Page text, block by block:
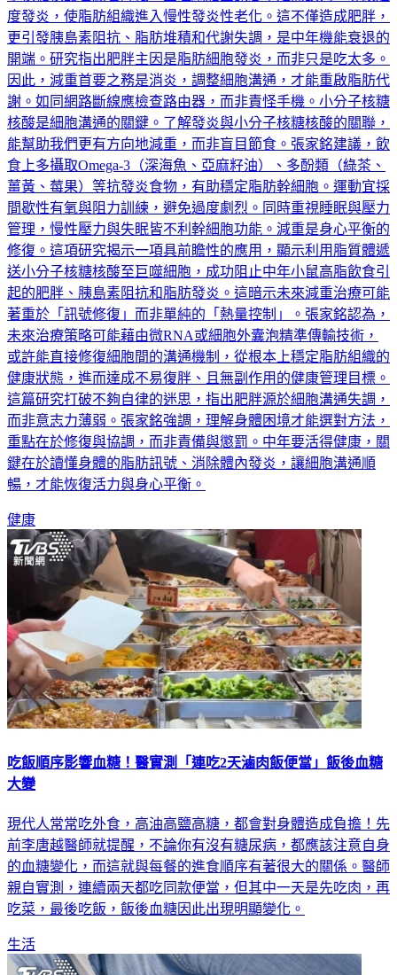
度發炎，使脂肪組織進入慢性發炎性老化。這不僅造成肥胖，
更引發胰島素阻抗、脂肪堆積和代謝失調，是中年機能衰退的
開端。研究指出肥胖主因是脂肪細胞發炎，而非只是吃太多。
因此，減重首要之務是消炎，調整細胞溝通，才能重啟脂肪代
謝。如同網路斷線應檢查路由器，而非責怪手機。小分子核糖
核酸是細胞溝通的關鍵。了解發炎與小分子核糖核酸的關聯，
能幫助我們更有方向地減重，而非盲目節食。張家銘建議，飲
食上多攝取Omega-3（深海魚、亞麻籽油）、多酚類（綠茶、
薑黃、莓果）等抗發炎食物，有助穩定脂肪幹細胞。運動宜採
間歇性有氧與阻力訓練，避免過度劇烈。同時重視睡眠與壓力
管理，慢性壓力與失眠皆不利幹細胞功能。減重是身心平衡的
修復。這項研究揭示一項具前瞻性的應用，顯示利用脂質體遞
送小分子核糖核酸至巨噬細胞，成功阻止中年小鼠高脂飲食引
起的肥胖、胰島素阻抗和脂肪發炎。這暗示未來減重治療可能
著重於「訊號修復」而非單純的「熱量控制」。張家銘認為，
未來治療策略可能藉由微RNA或細胞外囊泡精準傳輸技術，
或許能直接修復細胞間的溝通機制，從根本上穩定脂肪組織的
健康狀態，進而達成不易復胖、且無副作用的健康管理目標。
這篇研究打破不夠自律的迷思，指出肥胖源於細胞溝通失調，
而非意志力薄弱。張家銘強調，理解身體困境才能選對方法，
重點在於修復與協調，而非責備與懲罰。中年要活得健康，關
鍵在於讀懂身體的脂肪訊號、消除體內發炎，讓細胞溝通順
暢，才能恢復活力與身心平衡。
健康
吃飯順序影響血糖！醫實測「連吃2天滷肉飯便當」飯後血糖
大變
現代人常常吃外食，高油高鹽高糖，都會對身體造成負擔！先
前李唐越醫師就提醒，不論你有沒有糖尿病，都應該注意自身
的血糖變化，而這就與每餐的進食順序有著很大的關係。醫師
親自實測，連續兩天都吃同款便當，但其中一天是先吃肉，再
吃菜，最後吃飯，飯後血糖因此出現明顯變化。
生活